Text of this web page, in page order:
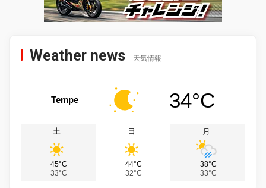
Weather news 天気情報
Tempe 34°C
土
45°C
33°C
日
44°C
32°C
月
38°C
33°C